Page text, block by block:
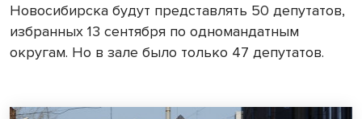
Новосибирска будут представлять 50 депутатов,
избранных 13 сентября по одномандатным
округам. Но в зале было только 47 депутатов.